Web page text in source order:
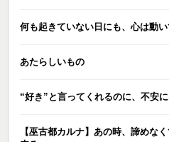
何も起きていない日にも、心は動
あたらしいもの
“好き”と言ってくれるのに、不安
【巫古都カルナ】あの時、諦めな